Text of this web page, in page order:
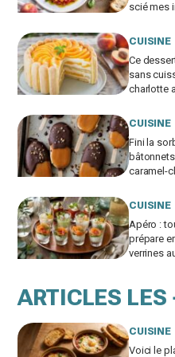
scié mes
CUISINE
Ce
sans
charlotte
biscuits le
CUISINE
Fini la
caramel-
mais
CUISINE
Apéro :
prépare
verrines
ARTICLES LES
CUISINE
Voici le